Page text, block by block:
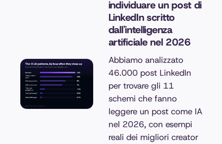
individuare un post di
LinkedIn scritto
dall'intelligenza
artificiale nel 2026
Abbiamo analizzato
46.000 post LinkedIn
per trovare gli 11
schemi che fanno
leggere un post come IA
nel 2026, con esempi
reali dei migliori creator